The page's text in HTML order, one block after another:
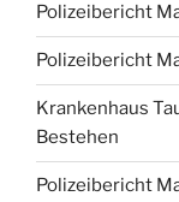
Polizeibericht
Polizeibericht
Krankenhaus
Bestehen
Polizeibericht